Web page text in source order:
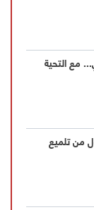
مع التحية
من تلميع